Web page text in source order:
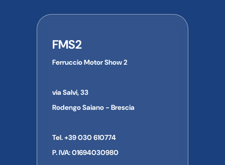
FMS2
Ferruccio Motor Show 2
via Salvi, 33
Rodengo Saiano - Brescia
Tel. +39 030 610774
P. IVA: 01694030980